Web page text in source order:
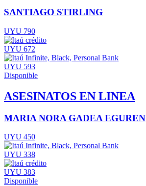
SANTIAGO STIRLING
UYU 790
UYU 672
UYU 593
Disponible
ASESINATOS EN LINEA
MARIA NORA GADEA EGUREN
UYU 450
UYU 338
UYU 383
Disponible